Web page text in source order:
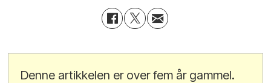
Denne artikkelen er over fem år gammel.